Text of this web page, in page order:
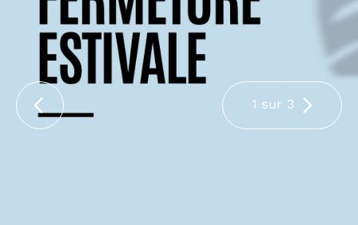
1 sur 3